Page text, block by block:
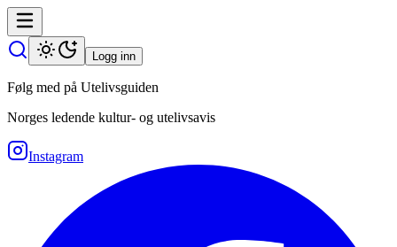
Logg inn
Følg med på Utelivsguiden
Norges ledende kultur- og utelivsavis
Instagram